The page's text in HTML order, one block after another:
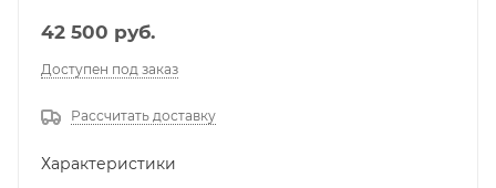
42 500 руб.
Доступен под заказ
Рассчитать доставку
Характеристики